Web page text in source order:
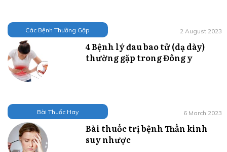
Các Bệnh Thường Gặp 2 August 2023
4 Bệnh lý đau bao tử (dạ dày)
thường gặp trong Đông y
Bài Thuốc Hay 6 March 2023
Bài thuốc trị bệnh Thần kinh
suy nhược